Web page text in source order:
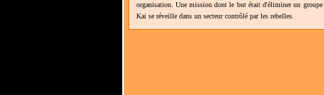
organisation. Une mission dont le but était d'éliminer un groupe
Kai se réveille dans un secteur contrôlé par les rebelles.